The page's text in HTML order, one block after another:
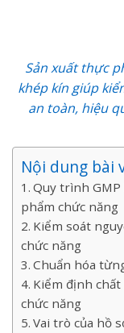
Sản xuất thực
khép kín giúp
an toàn, hiệu
Nội dung bài
Quy trình
phẩm chức năng
Kiểm soát
chức năng
Chuẩn hóa
Kiểm định
chức năng
Vai trò của hồ